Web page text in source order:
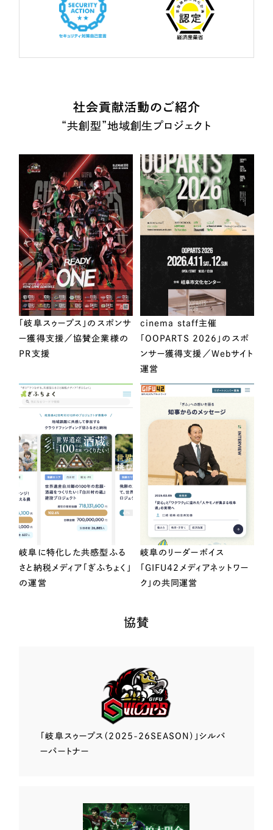
社会貢献活動のご紹介
“共創型”地域創生プロジェクト
「岐阜スゥープス」のスポンサ
ー獲得支援／協賛企業様の
PR支援
cinema staff主催
「OOPARTS 2026」のスポ
ンサー獲得支援／Webサイト
運営
岐阜に特化した共感型ふる
さと納税メディア「ぎふちょく」
の運営
岐阜のリーダーボイス
「GIFU42メディアネットワー
ク」の共同運営
協賛
「岐阜スゥープス （2025-26SEASON）」 シルバ
ーパートナー